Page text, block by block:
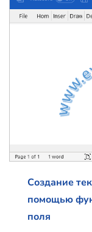
Создание
помощью
поля